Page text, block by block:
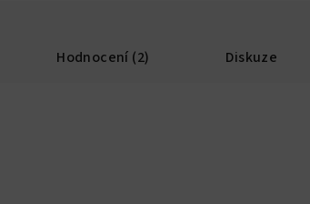
Hodnocení (2) Diskuze